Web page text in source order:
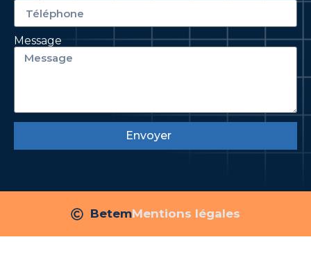
Message
Envoyer
BetemMentions légales